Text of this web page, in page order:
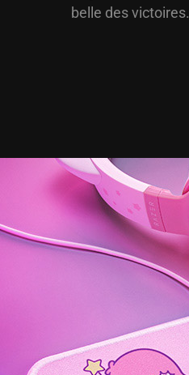
belle des victoires.